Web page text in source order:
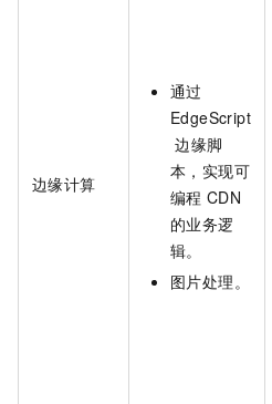
边缘计算
通过
EdgeScript
边缘脚
本，实现可
编程 CDN
的业务逻
辑。
图片处理。